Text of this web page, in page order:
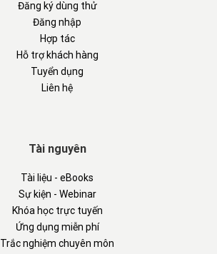
Đăng ký dùng thử
Đăng nhập
Hợp tác
Hỗ trợ khách hàng
Tuyển dụng
Liên hệ
Tài nguyên
Tài liệu - eBooks
Sự kiện - Webinar
Khóa học trực tuyến
Ứng dụng miễn phí
Trắc nghiệm chuyên môn